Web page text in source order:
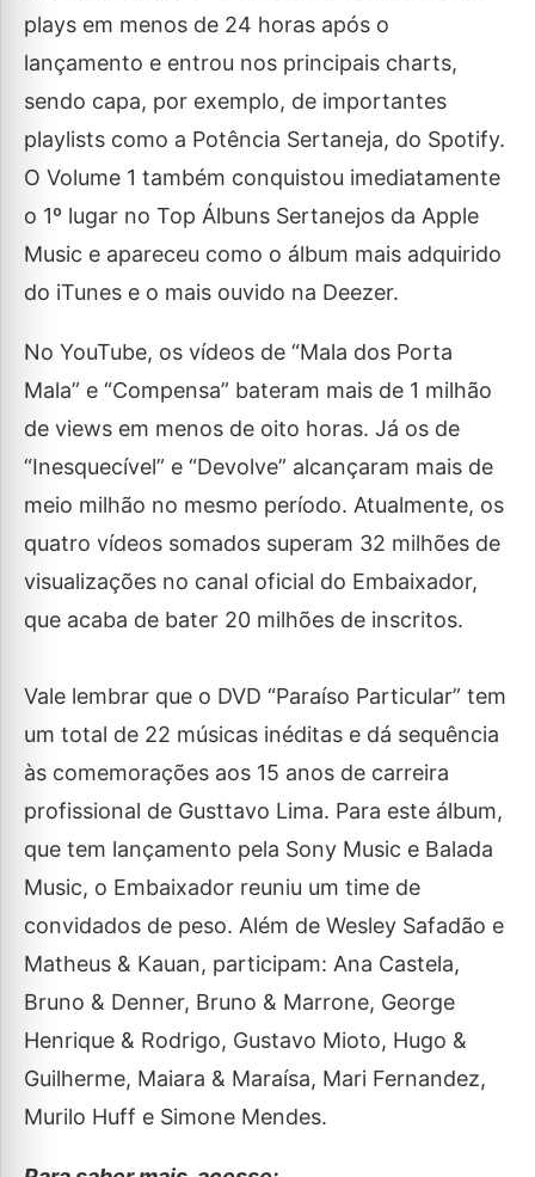
plays em menos de 24 horas após o
lançamento e entrou nos principais charts,
sendo capa, por exemplo, de importantes
playlists como a Potência Sertaneja, do Spotify.
O Volume 1 também conquistou imediatamente
o 1º lugar no Top Álbuns Sertanejos da Apple
Music e apareceu como o álbum mais adquirido
do iTunes e o mais ouvido na Deezer.
No YouTube, os vídeos de “Mala dos Porta
Mala” e “Compensa” bateram mais de 1 milhão
de views em menos de oito horas. Já os de
“Inesquecível” e “Devolve” alcançaram mais de
meio milhão no mesmo período. Atualmente, os
quatro vídeos somados superam 32 milhões de
visualizações no canal oficial do Embaixador,
que acaba de bater 20 milhões de inscritos.
Vale lembrar que o DVD “Paraíso Particular” tem
um total de 22 músicas inéditas e dá sequência
às comemorações aos 15 anos de carreira
profissional de Gusttavo Lima. Para este álbum,
que tem lançamento pela Sony Music e Balada
Music, o Embaixador reuniu um time de
convidados de peso. Além de Wesley Safadão e
Matheus & Kauan, participam: Ana Castela,
Bruno & Denner, Bruno & Marrone, George
Henrique & Rodrigo, Gustavo Mioto, Hugo &
Guilherme, Maiara & Maraísa, Mari Fernandez,
Murilo Huff e Simone Mendes.